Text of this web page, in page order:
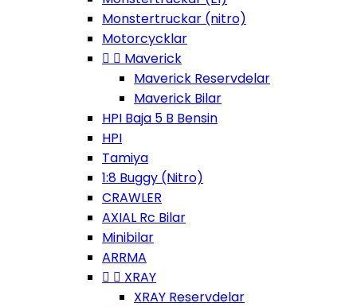
Monstertruckar (nitro)
Motorcycklar
  Maverick
Maverick Reservdelar
Maverick Bilar
HPI Baja 5 B Bensin
HPI
Tamiya
1:8 Buggy (Nitro)
CRAWLER
AXIAL Rc Bilar
Minibilar
ARRMA
  XRAY
XRAY Reservdelar